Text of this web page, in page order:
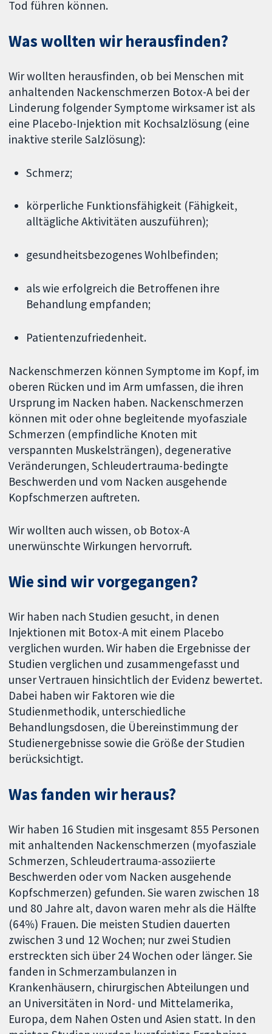
Tod führen können.
Was wollten wir herausfinden?
Wir wollten herausfinden, ob bei Menschen mit
anhaltenden Nackenschmerzen Botox-A bei der
Linderung folgender Symptome wirksamer ist als
eine Placebo-Injektion mit Kochsalzlösung (eine
inaktive sterile Salzlösung):
Schmerz;
körperliche Funktionsfähigkeit (Fähigkeit,
alltägliche Aktivitäten auszuführen);
gesundheitsbezogenes Wohlbefinden;
als wie erfolgreich die Betroffenen ihre
Behandlung empfanden;
Patientenzufriedenheit.
Nackenschmerzen können Symptome im Kopf, im
oberen Rücken und im Arm umfassen, die ihren
Ursprung im Nacken haben. Nackenschmerzen
können mit oder ohne begleitende myofasziale
Schmerzen (empfindliche Knoten mit
verspannten Muskelsträngen), degenerative
Veränderungen, Schleudertrauma-bedingte
Beschwerden und vom Nacken ausgehende
Kopfschmerzen auftreten.
Wir wollten auch wissen, ob Botox-A
unerwünschte Wirkungen hervorruft.
Wie sind wir vorgegangen?
Wir haben nach Studien gesucht, in denen
Injektionen mit Botox-A mit einem Placebo
verglichen wurden. Wir haben die Ergebnisse der
Studien verglichen und zusammengefasst und
unser Vertrauen hinsichtlich der Evidenz bewertet.
Dabei haben wir Faktoren wie die
Studienmethodik, unterschiedliche
Behandlungsdosen, die Übereinstimmung der
Studienergebnisse sowie die Größe der Studien
berücksichtigt.
Was fanden wir heraus?
Wir haben 16 Studien mit insgesamt 855 Personen
mit anhaltenden Nackenschmerzen (myofasziale
Schmerzen, Schleudertrauma-assoziierte
Beschwerden oder vom Nacken ausgehende
Kopfschmerzen) gefunden. Sie waren zwischen 18
und 80 Jahre alt, davon waren mehr als die Hälfte
(64%) Frauen. Die meisten Studien dauerten
zwischen 3 und 12 Wochen; nur zwei Studien
erstreckten sich über 24 Wochen oder länger. Sie
fanden in Schmerzambulanzen in
Krankenhäusern, chirurgischen Abteilungen und
an Universitäten in Nord- und Mittelamerika,
Europa, dem Nahen Osten und Asien statt. In den